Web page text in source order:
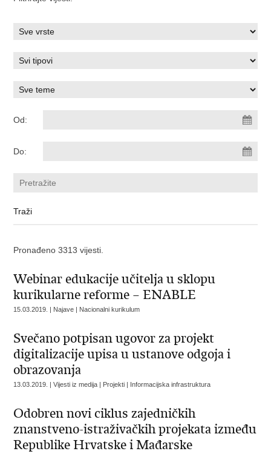
Od:
Do:
Pronađeno 3313 vijesti.
Webinar edukacije učitelja u sklopu
kurikularne reforme – ENABLE
15.03.2019. | Najave | Nacionalni kurikulum
Svečano potpisan ugovor za projekt
digitalizacije upisa u ustanove odgoja i
obrazovanja
13.03.2019. | Vijesti iz medija | Projekti | Informacijska infrastruktura
Odobren novi ciklus zajedničkih
znanstveno-istraživačkih projekata između
Republike Hrvatske i Mađarske